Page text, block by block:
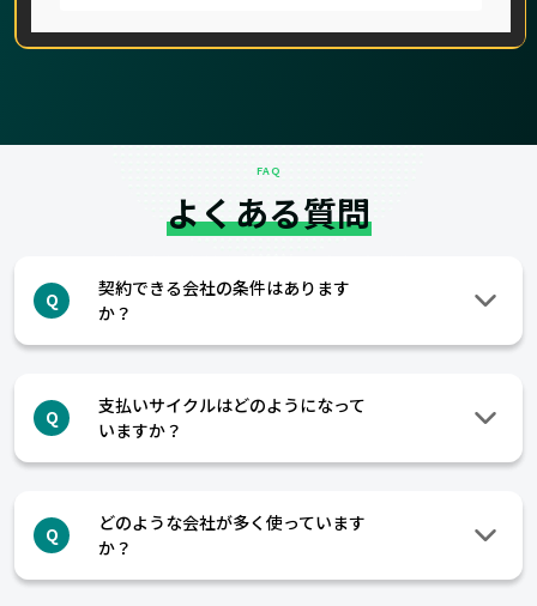
FAQ
よくある質問
Q
契約できる会社の条件はあります
か？
Q
支払いサイクルはどのようになって
いますか？
Q
どのような会社が多く使っています
か？